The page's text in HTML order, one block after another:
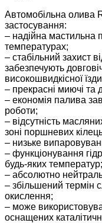
Автомобільна олива
застосування:
– надійна мастильна
температурах;
– стабільний захист
забезпечують
високошвидкісної
– прекрасні миючі та
– економія палива
роботи;
– відсутність
зоні поршневих
– низьке
– функціонування
будь-яких температур;
– абсолютно
– збільшений термін
окислення;
– може
оснащених